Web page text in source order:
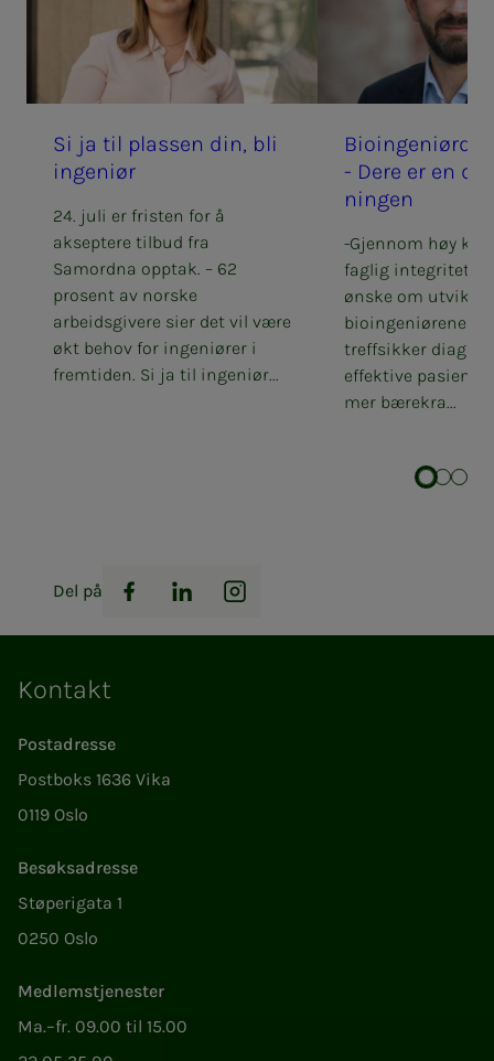
Si ja til plas­­­sen din, bli
in­­­ge­­­ni­ør
24. juli er fristen for å
akseptere tilbud fra
Samordna opptak. – 62
prosent av norske
arbeidsgivere sier det vil være
økt behov for ingeniører i
fremtiden. Si ja til ingeniør...
- Dere er en
nin­­­gen
-Gjennom høy
faglig integritet
ønske om
bioingeniørene til
treffsikker
effektive
mer bærekra...
Del på
Facebook
LinkedInInstagram
Kontakt
Postadresse
Postboks 1636 Vika
0119 Oslo
Besøksadresse
Støperigata 1
0250 Oslo
Medlemstjenester
Ma.–fr. 09.00 til 15.00